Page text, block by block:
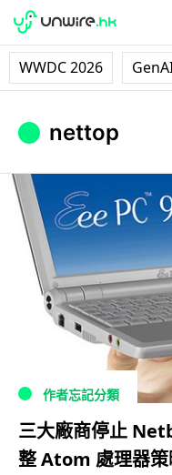
WWDC 2026
nettop
作者忘記分類
三大廠商停止
整 Atom 處理器